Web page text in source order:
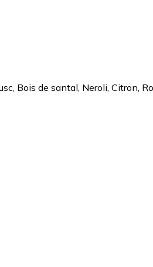
Bois de santal, Neroli, Citron,